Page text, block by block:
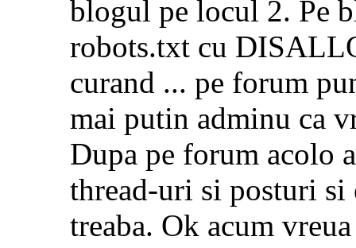
blogul pe locul 2. Pe
robots.txt cu
curand ... pe forum
mai putin adminu ca
Dupa pe forum acolo
thread-uri si posturi si
treaba. Ok acum